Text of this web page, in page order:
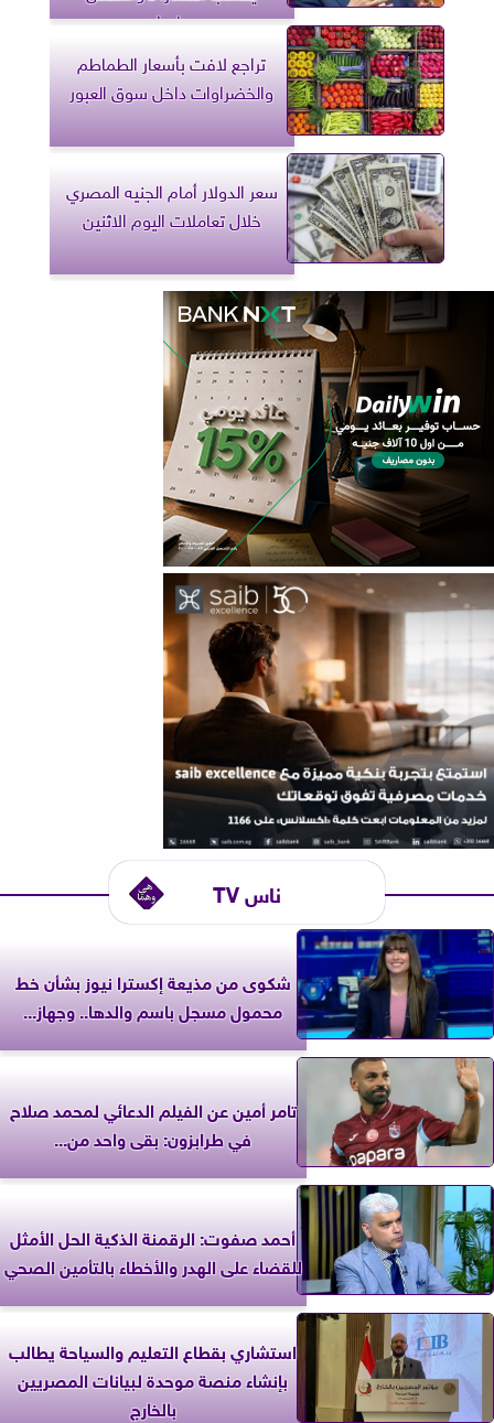
وطهران
تراجع لافت بأسعار الطماطم
والخضراوات داخل سوق العبور
سعر الدولار أمام الجنيه المصري
خلال تعاملات اليوم الاثنين
ناس TV
شكوى من مذيعة إكسترا نيوز بشأن خط
محمول مسجل باسم والدها.. وجهاز...
تامر أمين عن الفيلم الدعائي لمحمد صلاح
في طرابزون: بقى واحد من...
أحمد صفوت: الرقمنة الذكية الحل الأمثل
للقضاء على الهدر والأخطاء بالتأمين الصحي
استشاري بقطاع التعليم والسياحة يطالب
بإنشاء منصة موحدة لبيانات المصريين
بالخارج